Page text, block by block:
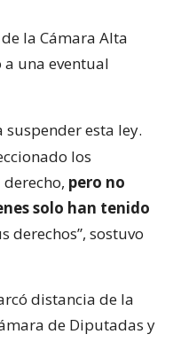
la Cámara Alta
una eventual
suspender esta ley.
los
pero no
solo han tenido
derechos”, sostuvo
distancia de la
de Diputadas y